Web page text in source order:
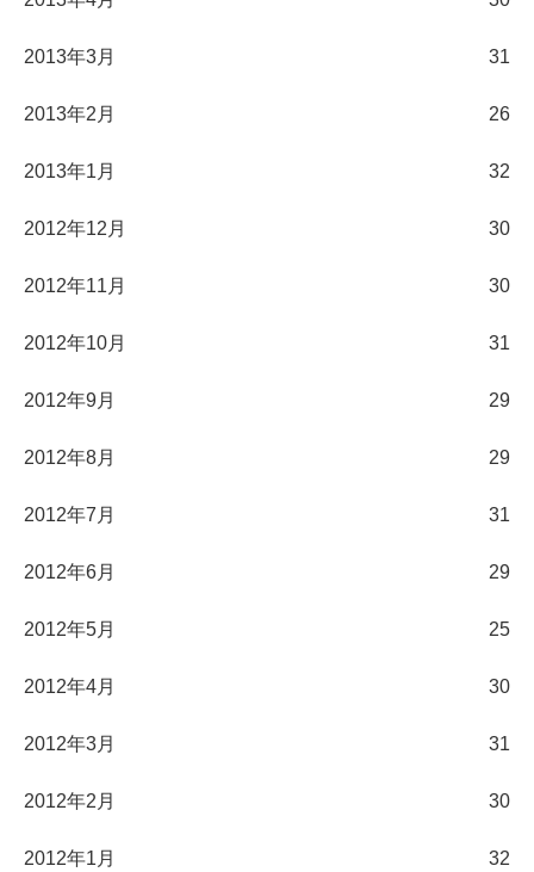
2013年3月 31
2013年2月 26
2013年1月 32
2012年12月 30
2012年11月 30
2012年10月 31
2012年9月 29
2012年8月 29
2012年7月 31
2012年6月 29
2012年5月 25
2012年4月 30
2012年3月 31
2012年2月 30
2012年1月 32